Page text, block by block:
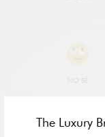
The Luxury
NO SÉ